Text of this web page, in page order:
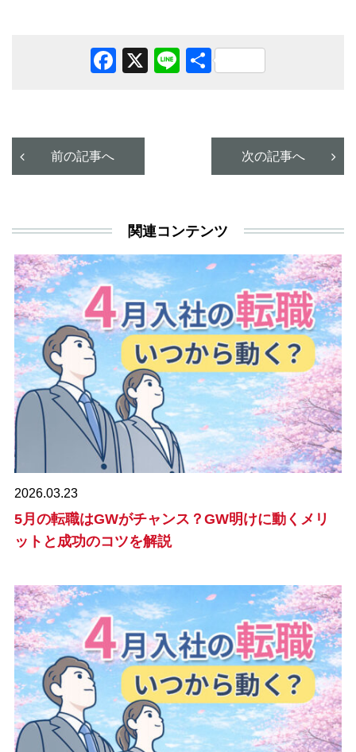
Facebook
X Line共
前の記事へ 次の記事へ
関連コンテンツ
2026.03.23
5月の転職はGWがチャンス？GW明けに動くメリ
ットと成功のコツを解説